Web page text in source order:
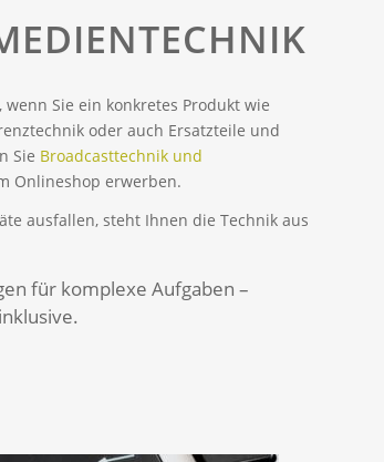
Sie ein konkretes Produkt wie
oder auch Ersatzteile und
Sie Broadcasttechnik und
Onlineshop erwerben.
ausfallen, steht Ihnen die Technik aus
für komplexe Aufgaben –